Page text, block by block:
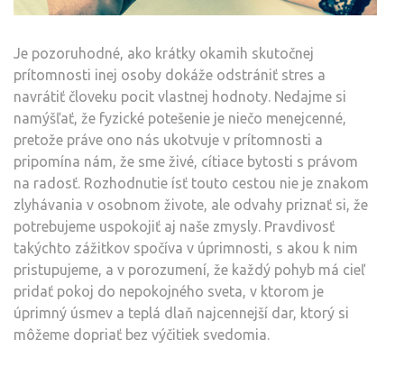
Je pozoruhodné, ako krátky okamih skutočnej
prítomnosti inej osoby dokáže odstrániť stres a
navrátiť človeku pocit vlastnej hodnoty. Nedajme si
namýšľať, že fyzické potešenie je niečo menejcenné,
pretože práve ono nás ukotvuje v prítomnosti a
pripomína nám, že sme živé, cítiace bytosti s právom
na radosť. Rozhodnutie ísť touto cestou nie je znakom
zlyhávania v osobnom živote, ale odvahy priznať si, že
potrebujeme uspokojiť aj naše zmysly. Pravdivosť
takýchto zážitkov spočíva v úprimnosti, s akou k nim
pristupujeme, a v porozumení, že každý pohyb má cieľ
pridať pokoj do nepokojného sveta, v ktorom je
úprimný úsmev a teplá dlaň najcennejší dar, ktorý si
môžeme dopriať bez výčitiek svedomia.